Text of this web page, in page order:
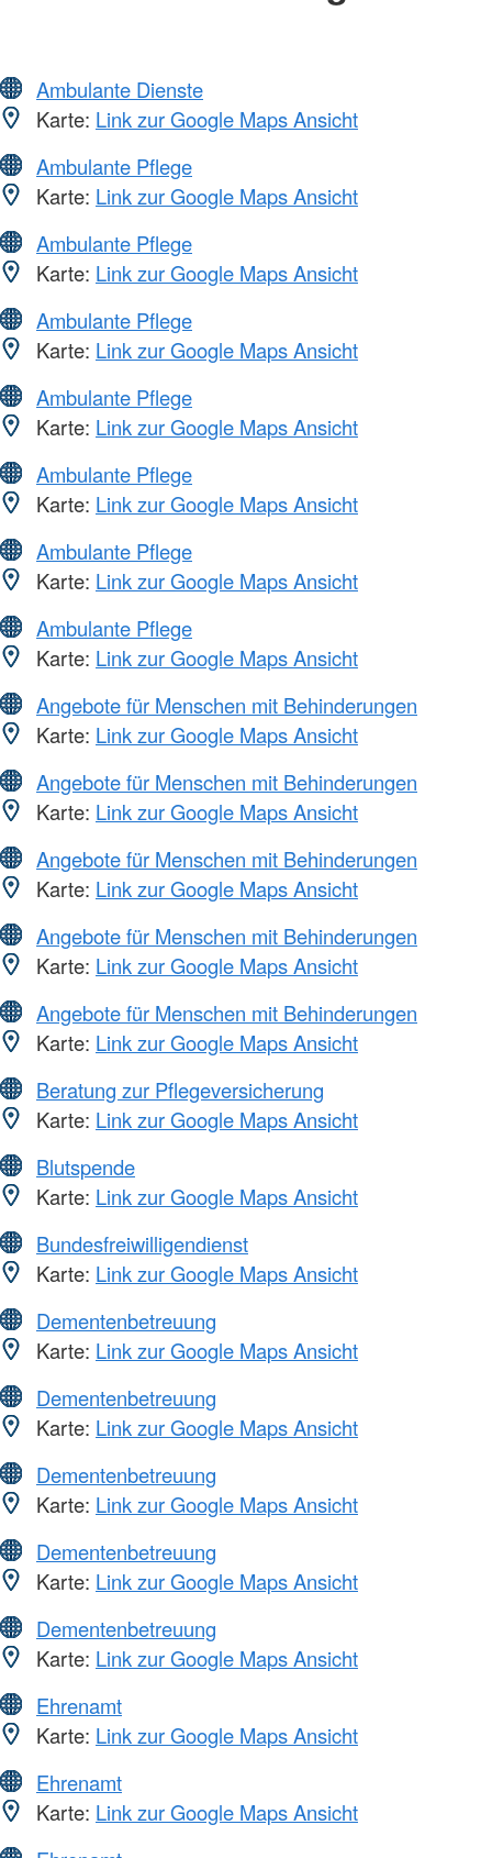
Ambulante Dienste
Karte: Link zur Google Maps Ansicht
Ambulante Pflege
Karte: Link zur Google Maps Ansicht
Ambulante Pflege
Karte: Link zur Google Maps Ansicht
Ambulante Pflege
Karte: Link zur Google Maps Ansicht
Ambulante Pflege
Karte: Link zur Google Maps Ansicht
Ambulante Pflege
Karte: Link zur Google Maps Ansicht
Ambulante Pflege
Karte: Link zur Google Maps Ansicht
Ambulante Pflege
Karte: Link zur Google Maps Ansicht
Angebote für Menschen mit Behinderungen
Karte: Link zur Google Maps Ansicht
Angebote für Menschen mit Behinderungen
Karte: Link zur Google Maps Ansicht
Angebote für Menschen mit Behinderungen
Karte: Link zur Google Maps Ansicht
Angebote für Menschen mit Behinderungen
Karte: Link zur Google Maps Ansicht
Angebote für Menschen mit Behinderungen
Karte: Link zur Google Maps Ansicht
Beratung zur Pflegeversicherung
Karte: Link zur Google Maps Ansicht
Blutspende
Karte: Link zur Google Maps Ansicht
Bundesfreiwilligendienst
Karte: Link zur Google Maps Ansicht
Dementenbetreuung
Karte: Link zur Google Maps Ansicht
Dementenbetreuung
Karte: Link zur Google Maps Ansicht
Dementenbetreuung
Karte: Link zur Google Maps Ansicht
Dementenbetreuung
Karte: Link zur Google Maps Ansicht
Dementenbetreuung
Karte: Link zur Google Maps Ansicht
Ehrenamt
Karte: Link zur Google Maps Ansicht
Ehrenamt
Karte: Link zur Google Maps Ansicht